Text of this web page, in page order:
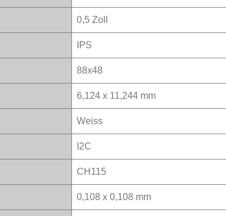
0,5 Zoll
IPS
88x48
6,124 x 11,244 mm
Weiss
I2C
CH115
0,108 x 0,108 mm